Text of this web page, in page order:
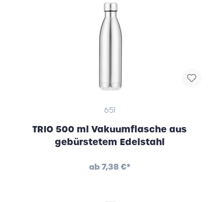
651
TRIO 500 ml Vakuumflasche aus
gebürstetem Edelstahl
ab7,38 €*